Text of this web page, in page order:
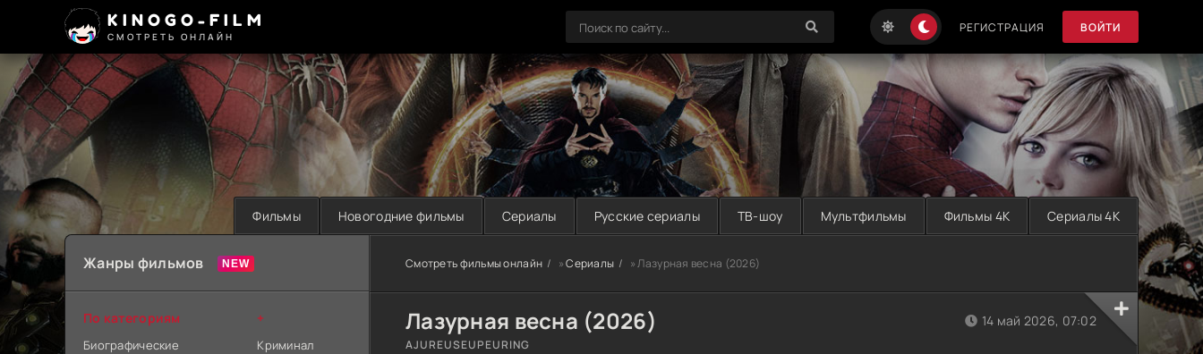
KINOGO-FILM
СМОТРЕТЬ ОНЛАЙН
РЕГИСТРАЦИЯ ВОЙТИ
Фильмы Новогодние фильмы Сериалы Русские сериалы ТВ-шоу Мультфильмы Фильмы 4K Сериалы 4K
Смотреть фильмы онлайн »Сериалы » Лазурная весна (2026)
Лазурная весна (2026)
AJUREUSEUPEURING
14 май 2026, 07:02
Жанры фильмов
По категориям
Биографические
+
Криминал